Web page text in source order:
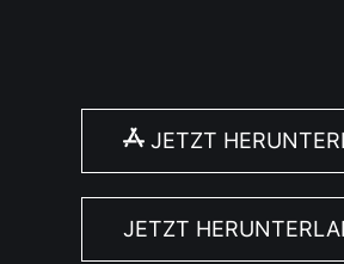
JETZT
JETZT